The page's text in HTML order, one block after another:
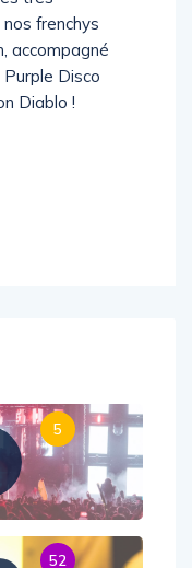
frenchys
accompagné
Disco
Diablo !
5
52